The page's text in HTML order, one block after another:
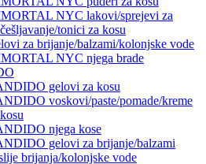
NYC lakovi/sprejevi za
tonici za kosu
za brijanje/balzami/kolonjske vode
NYC njega brade
gelovi za kosu
voskovi/paste/pomade/kreme
njega kose
gelovi za brijanje/balzami
brijanja/kolonjske vode